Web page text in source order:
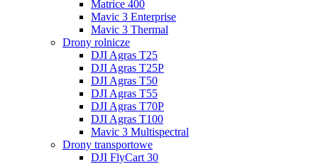
Matrice 400
Mavic 3 Enterprise
Mavic 3 Thermal
Drony rolnicze
DJI Agras T25
DJI Agras T25P
DJI Agras T50
DJI Agras T55
DJI Agras T70P
DJI Agras T100
Mavic 3 Multispectral
Drony transportowe
DJI FlyCart 30